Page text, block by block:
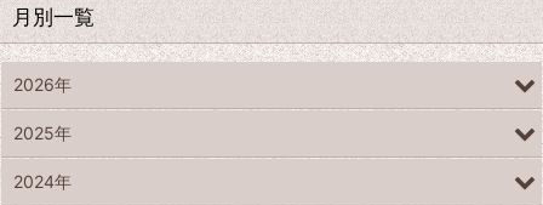
月別一覧
2026年
2025年
2024年